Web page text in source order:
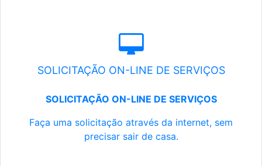
SOLICITAÇÃO ON-LINE DE SERVIÇOS
SOLICITAÇÃO ON-LINE DE SERVIÇOS
Faça uma solicitação através da internet, sem
precisar sair de casa.